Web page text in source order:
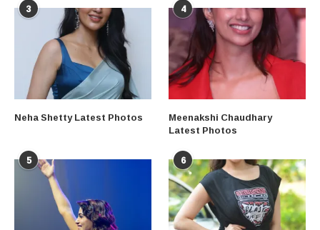
3
Neha Shetty Latest Photos
4
Meenakshi Chaudhary
Latest Photos
5 6